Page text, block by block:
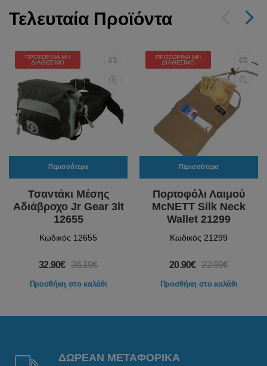
Τελευταία Προϊόντα
ΠΡΟΣΩΡΙΝΆ ΜΗ
ΔΙΑΘΈΣΙΜΟ
Περισσότερα
Τσαντάκι Μέσης
Αδιάβροχο Jr Gear 3lt
12655
Κωδικός 12655
32.90€ 36.19€
Προσθήκη στο καλάθι
ΠΡΟΣΩΡΙΝΆ ΜΗ
ΔΙΑΘΈΣΙΜΟ
Περισσότερα
Πορτοφόλι Λαιμού
McNETT Silk Neck
Wallet 21299
Κωδικός 21299
20.90€ 22.99€
Προσθήκη στο καλάθι
ΔΩΡΕΑΝ ΜΕΤΑΦΟΡΙΚΑ